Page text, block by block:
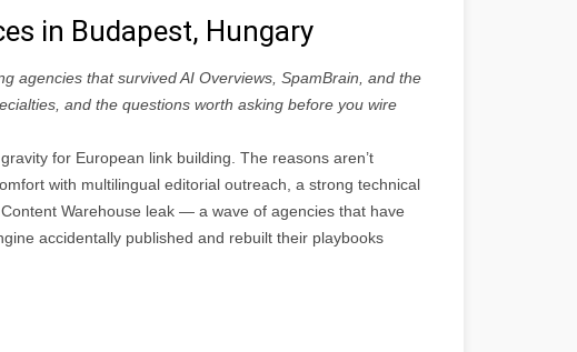
in Budapest, Hungary
agencies that survived AI Overviews, SpamBrain, and the
and the questions worth asking before you wire
for European link building. The reasons aren’t
with multilingual editorial outreach, a strong technical
Warehouse leak — a wave of agencies that have
accidentally published and rebuilt their playbooks